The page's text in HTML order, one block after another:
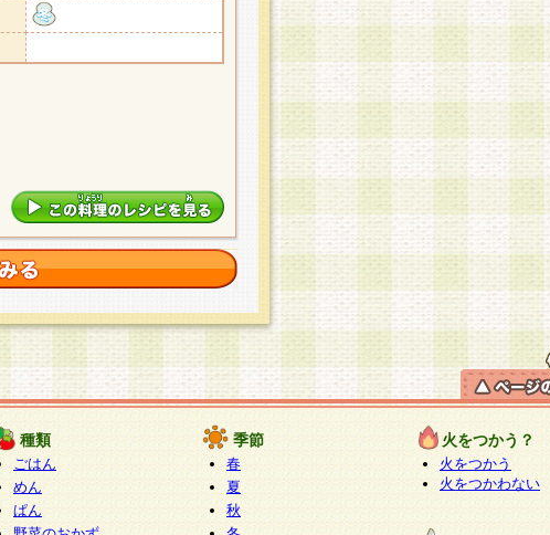
種類
ごはん
めん
ぱん
季節
春
夏
秋
火をつかう？
火をつかう
火をつかわない